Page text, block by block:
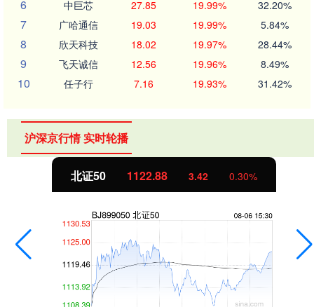
6 中巨芯 27.85 19.99% 32.20%
7 广哈通信 19.03 19.99% 5.84%
8 欣天科技 18.02 19.97% 28.44%
9 飞天诚信 12.56 19.96% 8.49%
10 任子行 7.16 19.93% 31.42%
沪深京行情 实时轮播
北证50 1122.88 3.42 0.30%